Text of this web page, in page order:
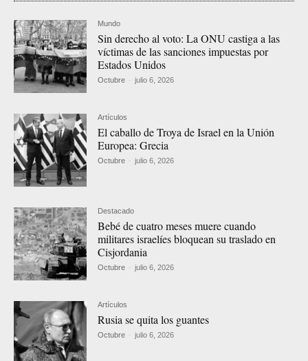
Mundo
Sin derecho al voto: La ONU castiga a las
víctimas de las sanciones impuestas por
Estados Unidos
Octubre - julio 6, 2026
Artículos
El caballo de Troya de Israel en la Unión
Europea: Grecia
Octubre - julio 6, 2026
Destacado
Bebé de cuatro meses muere cuando
militares israelíes bloquean su traslado en
Cisjordania
Octubre - julio 6, 2026
Artículos
Rusia se quita los guantes
Octubre - julio 6, 2026